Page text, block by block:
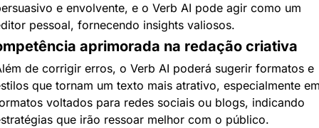
e envolvente, e o Verb AI pode agir como um
pessoal, fornecendo insights valiosos.
aprimorada na redação criativa
de corrigir erros, o Verb AI poderá sugerir formatos e
que tornam um texto mais atrativo, especialmente
voltados para redes sociais ou blogs, indicando
que irão ressoar melhor com o público.